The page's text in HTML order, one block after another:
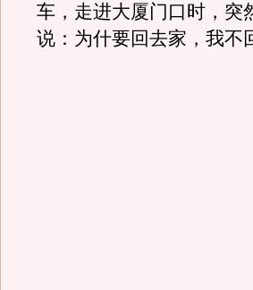
车，走进大厦门口时，突
说：为什要回去家，我不